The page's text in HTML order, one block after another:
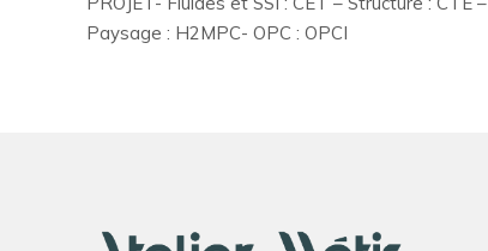
Paysage : H2MPC- OPC : OPCI